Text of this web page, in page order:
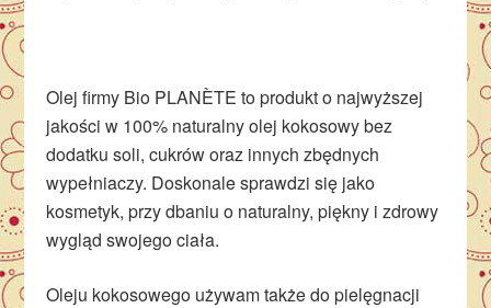
Olej firmy Bio PLANÈTE to produkt o najwyższej
jakości w 100% naturalny olej kokosowy bez
dodatku soli, cukrów oraz innych zbędnych
wypełniaczy. Doskonale sprawdzi się jako
kosmetyk, przy dbaniu o naturalny, piękny i zdrowy
wygląd swojego ciała.
Oleju kokosowego używam także do pielęgnacji